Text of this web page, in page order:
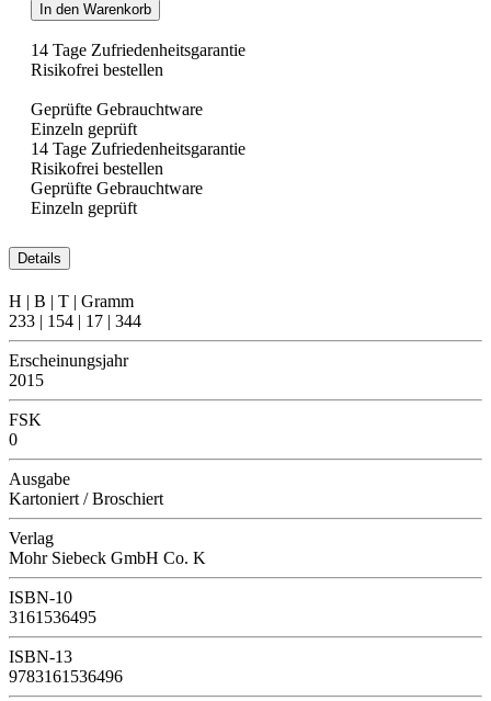
In den Warenkorb
14 Tage Zufriedenheitsgarantie
Risikofrei bestellen
Geprüfte Gebrauchtware
Einzeln geprüft
14 Tage Zufriedenheitsgarantie
Risikofrei bestellen
Geprüfte Gebrauchtware
Einzeln geprüft
Details
H | B | T | Gramm
233 | 154 | 17 | 344
Erscheinungsjahr
2015
FSK
0
Ausgabe
Kartoniert / Broschiert
Verlag
Mohr Siebeck GmbH Co. K
ISBN-10
3161536495
ISBN-13
9783161536496